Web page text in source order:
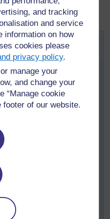
and tracking
and service
information on how
cookies please
privacy policy.
manage your
and change your
“Manage cookie
footer of our website.
kwa
za kijamii
watakwenda
zinavyotekelezwa
lugha ya ziada.
kutoka nyumbani au
jozi au katika vikundi
mchanganyiko wa
lugha ya ziada.
msamiati mpya ambao
na kufanya mazoezi ya
kuwasaidia